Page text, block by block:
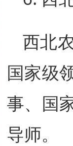
西北
国家级
事、国
导师。